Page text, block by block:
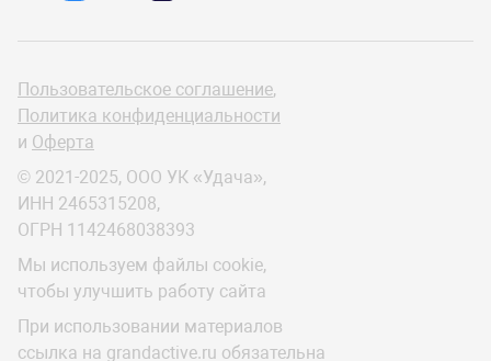
Пользовательское соглашение,
Политика конфиденциальности
и Оферта
© 2021-2025, ООО УК «Удача»,
ИНН 2465315208,
ОГРН 1142468038393
Мы используем файлы cookie,
чтобы улучшить работу сайта
При использовании материалов
ссылка на grandactive.ru обязательна